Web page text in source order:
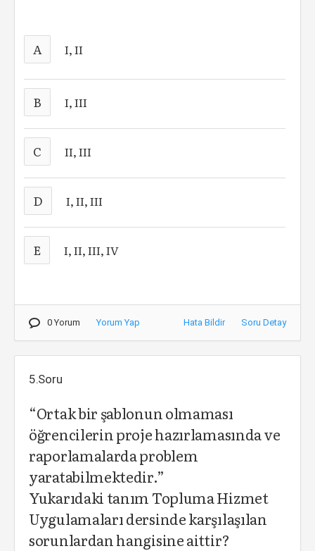
A I, II
B I, III
C II, III
D I, II, III
E I, II, III, IV
0 Yorum Yorum Yap Hata Bildir Soru Detay
5.Soru
“Ortak bir şablonun olmaması
öğrencilerin proje hazırlamasında ve
raporlamalarda problem
yaratabilmektedir.”
Yukarıdaki tanım Topluma Hizmet
Uygulamaları dersinde karşılaşılan
sorunlardan hangisine aittir?